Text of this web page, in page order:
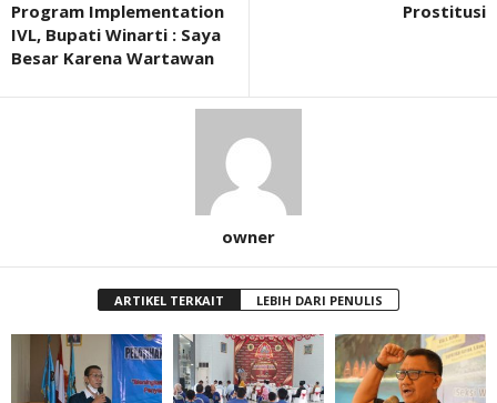
Program Implementation
IVL, Bupati Winarti : Saya
Besar Karena Wartawan
Prostitusi
owner
ARTIKEL TERKAIT LEBIH DARI PENULIS